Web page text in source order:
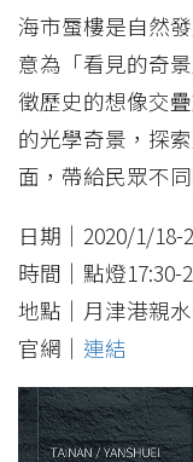
海市蜃樓是自然
意為「看見的奇
徵歷史的想像交
的光學奇景，探
面，帶給民眾不
日期｜2020/1/18-
時間｜點燈17:30-
地點｜月津港親
官網｜ 連結